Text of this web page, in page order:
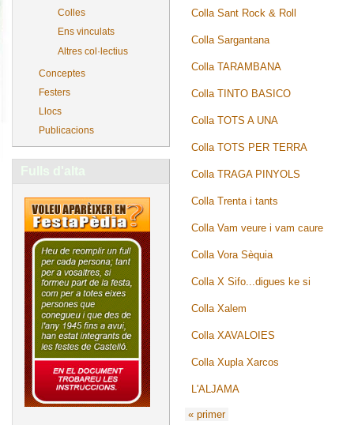
Colles
Ens vinculats
Altres col·lectius
Conceptes
Festers
Llocs
Publicacions
Fulls d'alta
Colla Sant Rock & Roll
Colla Sargantana
Colla TARAMBANA
Colla TINTO BASICO
Colla TOTS A UNA
Colla TOTS PER TERRA
Colla TRAGA PINYOLS
Colla Trenta i tants
Colla Vam veure i vam caure
Colla Vora Sèquia
Colla X Sifo...digues ke si
Colla Xalem
Colla XAVALOIES
Colla Xupla Xarcos
L'ALJAMA
« primer